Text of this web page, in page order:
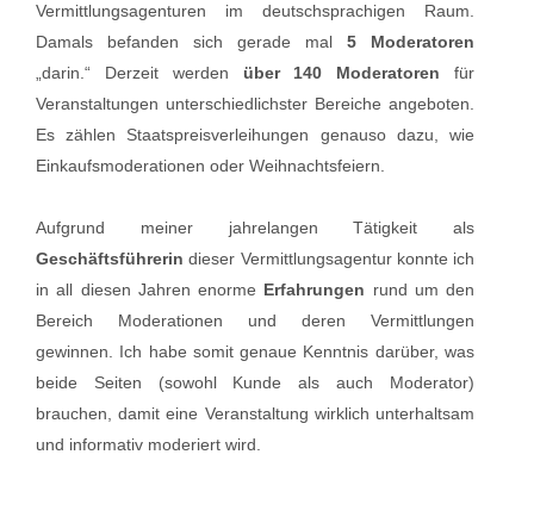
Vermittlungsagenturen im deutschsprachigen Raum.
Damals befanden sich gerade mal 5 Moderatoren
„darin.“ Derzeit werden über 140 Moderatoren für
Veranstaltungen unterschiedlichster Bereiche angeboten.
Es zählen Staatspreisverleihungen genauso dazu, wie
Einkaufsmoderationen oder Weihnachtsfeiern.
Aufgrund meiner jahrelangen Tätigkeit als
Geschäftsführerin dieser Vermittlungsagentur konnte ich
in all diesen Jahren enorme Erfahrungen rund um den
Bereich Moderationen und deren Vermittlungen
gewinnen. Ich habe somit genaue Kenntnis darüber, was
beide Seiten (sowohl Kunde als auch Moderator)
brauchen, damit eine Veranstaltung wirklich unterhaltsam
und informativ moderiert wird.